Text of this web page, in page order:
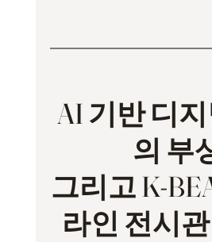
AI 기반 디
의 부
그리고 K-
라인 전시관